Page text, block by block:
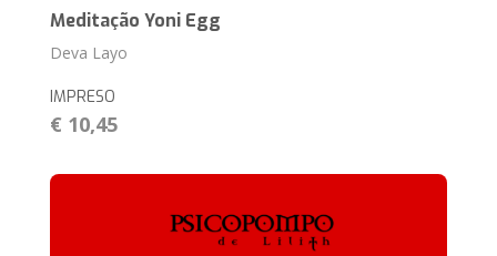
Meditação Yoni Egg
Deva Layo
IMPRESO
€ 10,45